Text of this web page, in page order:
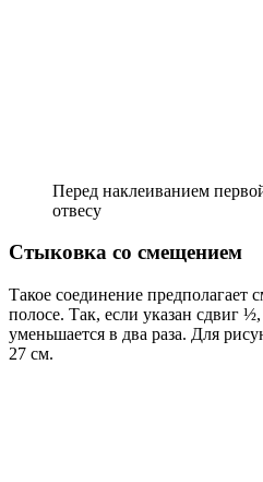
Перед наклеиванием
отвесу
Стыковка со смещением
Такое соединение предполагает
полосе. Так, если указан сдвиг
уменьшается в два раза. Для
27 см.